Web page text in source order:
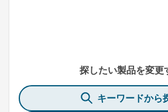
探したい製品を変更
キーワードから